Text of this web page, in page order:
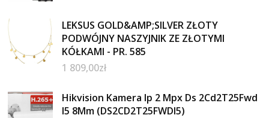
LEKSUS GOLD&AMP;SILVER ZŁOTY
PODWÓJNY NASZYJNIK ZE ZŁOTYMI
KÓŁKAMI - PR. 585
1 809,00zł
Hikvision Kamera Ip 2 Mpx Ds 2Cd2T25Fwd
I5 8Mm (DS2CD2T25FWDI5)